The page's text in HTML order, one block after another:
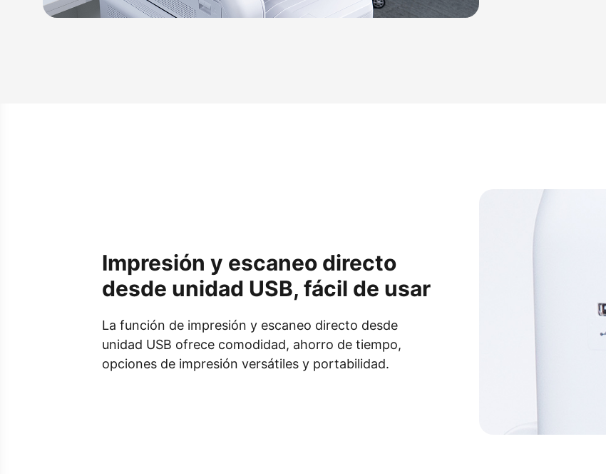
Impresión y escaneo directo
desde unidad USB, fácil de usar
La función de impresión y escaneo directo desde
unidad USB ofrece comodidad, ahorro de tiempo,
opciones de impresión versátiles y portabilidad.